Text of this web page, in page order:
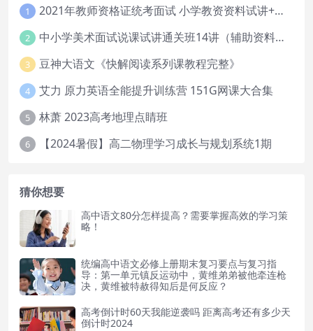
1 2021年教师资格证统考面试 小学教资资料试讲+答辩
2 中小学美术面试说课试讲通关班14讲（辅助资料第一套）
3 豆神大语文《快解阅读系列课教程完整》
4 艾力 原力英语全能提升训练营 151G网课大合集
5 林萧 2023高考地理点睛班
6 【2024暑假】高二物理学习成长与规划系统1期
猜你想要
高中语文80分怎样提高？需要掌握高效的学习策
略！
统编高中语文必修上册期末复习要点与复习指
导：第一单元镇反运动中，黄维弟弟被他牵连枪
决，黄维被特赦得知后是何反应？
高考倒计时60天我能逆袭吗 距离高考还有多少天
倒计时2024